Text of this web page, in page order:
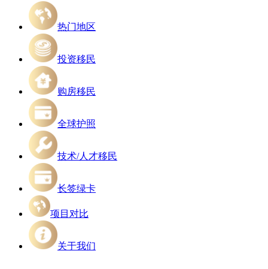
热门地区
投资移民
购房移民
全球护照
技术/人才移民
长签绿卡
项目对比
关于我们